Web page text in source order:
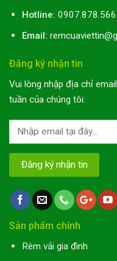
Hotline: 0907.878.566
Email:
Đăng ký nhận tin
Vui lòng nhập địa chỉ
tuần của chúng tôi:
Sản phẩm chính
Rèm vải gia đình